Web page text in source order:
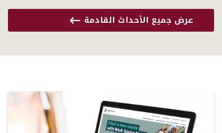
عرض جميع الأحداث القادمة